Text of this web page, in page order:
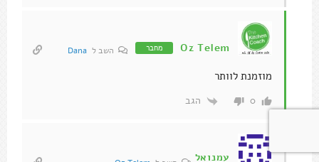
Oz Telem מחבר השב ל Dana
מוזמנת לוותר
0 הגב
עמנואל